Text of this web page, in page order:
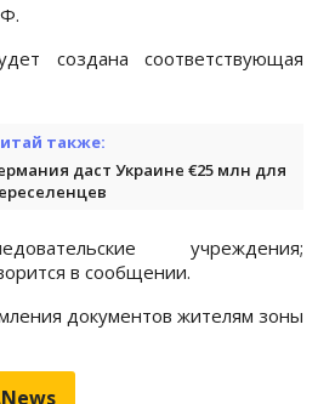
создана соответствующая
также:
даст Украине €25 млн для
учреждения;
в сообщении.
документов жителям зоны